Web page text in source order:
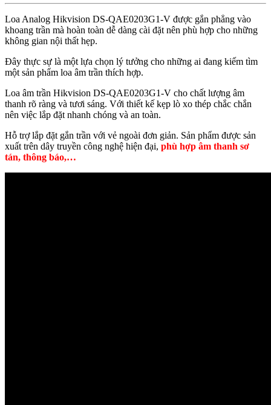
Loa Analog Hikvision DS-QAE0203G1-V được gắn phẳng vào
khoang trần mà hoàn toàn dễ dàng cài đặt nên phù hợp cho những
không gian nội thất hẹp.
Đây thực sự là một lựa chọn lý tưởng cho những ai đang kiếm tìm
một sản phẩm loa âm trần thích hợp.
Loa âm trần Hikvision DS-QAE0203G1-V cho chất lượng âm
thanh rõ ràng và tươi sáng. Với thiết kế kẹp lò xo thép chắc chắn
nên việc lắp đặt nhanh chóng và an toàn.
Hỗ trợ lắp đặt gắn trần với vẻ ngoài đơn giản. Sản phẩm được sản
xuất trên dây truyền công nghệ hiện đại, phù hợp âm thanh sơ
tán, thông báo,…